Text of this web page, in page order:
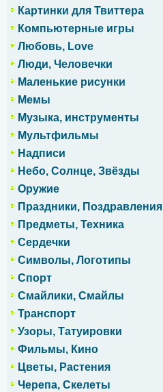
Картинки для Твиттера
Компьютерные игры
Любовь, Love
Люди, Человечки
Маленькие рисунки
Мемы
Музыка, инструменты
Мультфильмы
Надписи
Небо, Солнце, Звёзды
Оружие
Праздники, Поздравления
Предметы, Техника
Сердечки
Символы, Логотипы
Спорт
Смайлики, Смайлы
Транспорт
Узоры, Татуировки
Фильмы, Кино
Цветы, Растения
Черепа, Скелеты